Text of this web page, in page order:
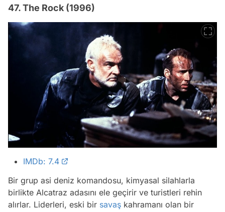
47. The Rock (1996)
IMDb: 7.4
Bir grup asi deniz komandosu, kimyasal silahlarla
birlikte Alcatraz adasını ele geçirir ve turistleri rehin
alırlar. Liderleri, eski bir savaş kahramanı olan bir